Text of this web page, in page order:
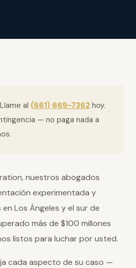
Llame al (661) 669-7362 hoy.
— no paga nada a
nuestros abogados
experimentada y
Los Ángeles y el sur de
más de $100 millones
listos para luchar por usted.
cada aspecto de su caso —